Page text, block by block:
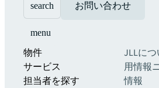
search お問い合わせ
menu
物件
サービス
担当者を探す
JLLにつ
用情報
情報